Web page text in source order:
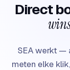
Direct
SEA werkt —
meten elke